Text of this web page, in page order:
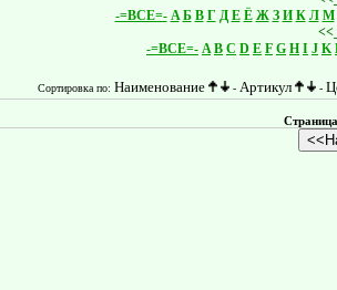
-=ВСЕ=- A Б В Г Д Е Ё Ж З И К Л М
-=ВСЕ=- A B C D E F G H I J K
Сортировка по: Наименование - Артикул -